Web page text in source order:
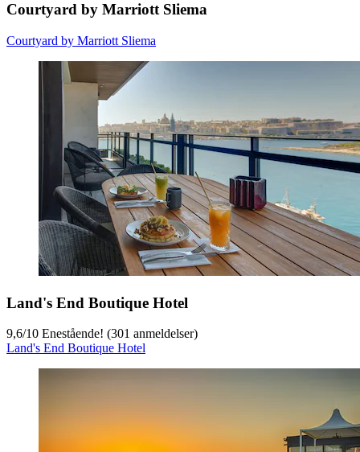
Courtyard by Marriott Sliema
Courtyard by Marriott Sliema
Land's End Boutique Hotel
9,6/10 Enestående! (301 anmeldelser)
Land's End Boutique Hotel